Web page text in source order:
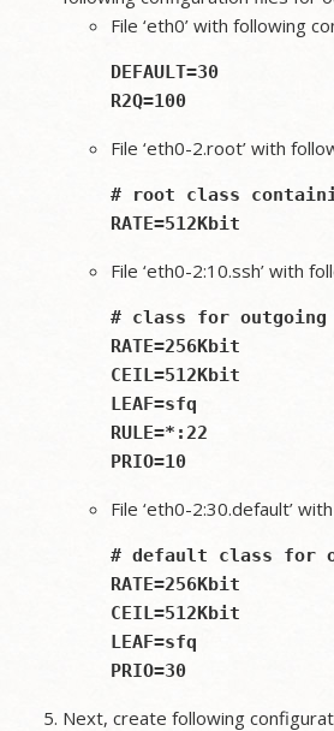
File ‘eth0’ with following
DEFAULT=30
File ‘eth0-2.root’ with
# root class
File ‘eth0-2:10.ssh’ with
# class for outgoing
RATE=256Kbit
CEIL=512Kbit
LEAF=sfq
RULE=*:22
File ‘eth0-2:30.default’
# default class for
RATE=256Kbit
CEIL=512Kbit
LEAF=sfq
Next, create following